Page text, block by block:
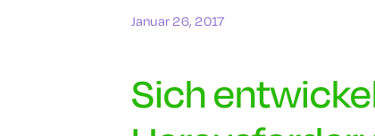
Januar 26, 2017
Sich